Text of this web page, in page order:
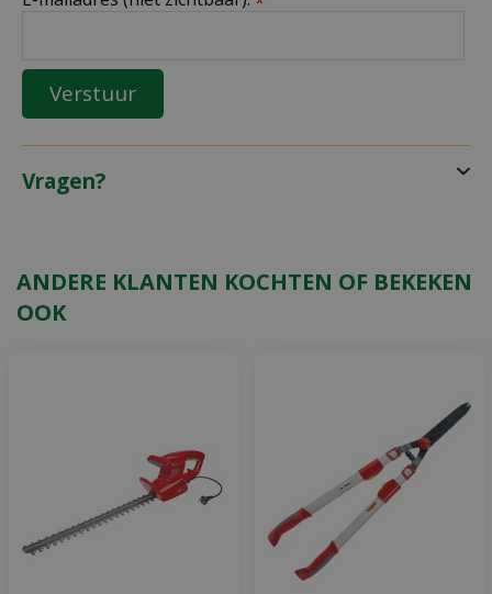
Vragen?
ANDERE KLANTEN KOCHTEN OF BEKEKEN
OOK